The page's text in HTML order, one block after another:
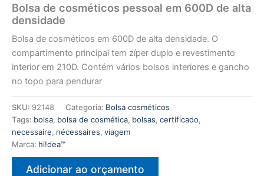
Bolsa de cosméticos pessoal em 600D de alta
densidade
Bolsa de cosméticos em 600D de alta densidade. O
compartimento principal tem zíper duplo e revestimento
interior em 210D. Contém vários bolsos interiores e gancho
no topo para pendurar
SKU: 92148 Categoria: Bolsa cosméticos
Tags: bolsa, bolsa de cosmética, bolsas, certificado,
necessaire, nécessaires, viagem
Marca: hi!dea™
Adicionar ao orçamento